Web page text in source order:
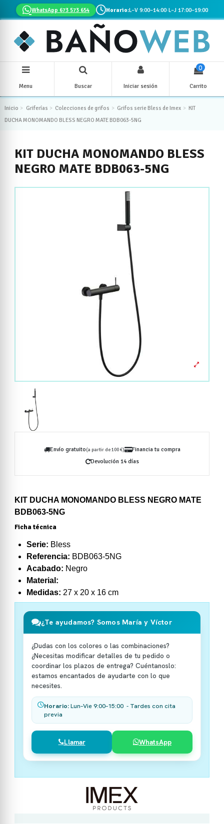
WhatsApp 673 573 654 Horario:L–V 9:00–14:00·L–J 17:00–19:00
Menu Buscar Iniciar sesión
0
Carrito
Inicio Griferías Colecciones de grifos Grifos serie Bless de Imex
KIT
DUCHA MONOMANDO BLESS NEGRO MATE BDB063-5NG
KIT DUCHA MONOMANDO BLESS
NEGRO MATE BDB063-5NG
Envío gratuito(a partir de 100 €)
Financia tu compra
Devolución 14 días
KIT DUCHA MONOMANDO BLESS NEGRO MATE
BDB063-5NG
Ficha técnica
Serie: Bless
Referencia: BDB063-5NG
Acabado: Negro
Material:
Medidas: 27 x 20 x 16 cm
¿Te ayudamos? Somos María y Víctor
¿Dudas con los colores o las combinaciones?
¿Necesitas modificar detalles de tu pedido o
coordinar los plazos de entrega? Cuéntanoslo:
estamos encantados de ayudarte con lo que
necesites.
Horario:Lun–Vie 9:00–15:00 - Tardes con cita
previa
Llamar WhatsApp